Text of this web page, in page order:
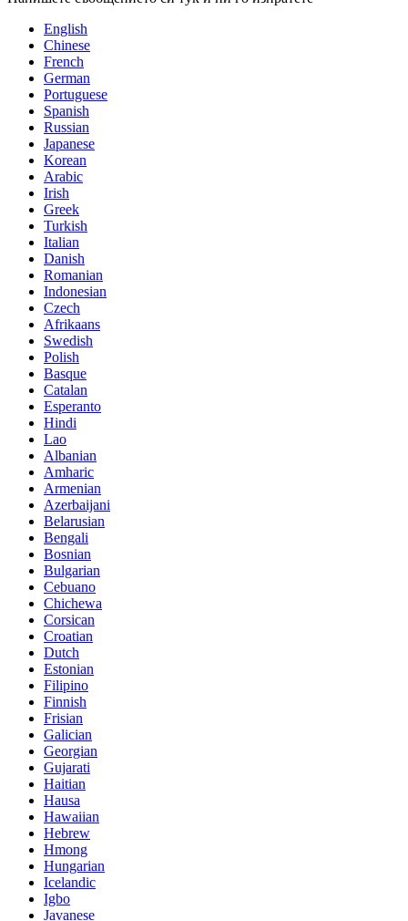
English
Chinese
French
German
Portuguese
Spanish
Russian
Japanese
Korean
Arabic
Irish
Greek
Turkish
Italian
Danish
Romanian
Indonesian
Czech
Afrikaans
Swedish
Polish
Basque
Catalan
Esperanto
Hindi
Lao
Albanian
Amharic
Armenian
Azerbaijani
Belarusian
Bengali
Bosnian
Bulgarian
Cebuano
Chichewa
Corsican
Croatian
Dutch
Estonian
Filipino
Finnish
Frisian
Galician
Georgian
Gujarati
Haitian
Hausa
Hawaiian
Hebrew
Hmong
Hungarian
Icelandic
Igbo
Javanese